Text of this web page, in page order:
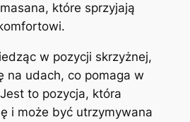
które sprzyjają
w pozycji skrzyżnej,
na udach, co pomaga w
to pozycja, która
i może być utrzymywana